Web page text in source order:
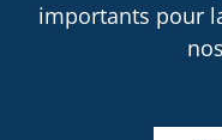
importants pour